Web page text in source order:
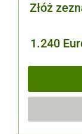
Złóż
1.240